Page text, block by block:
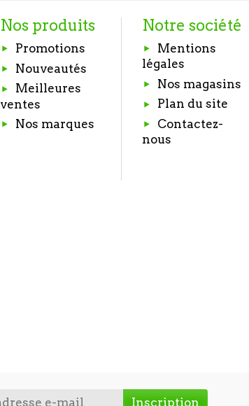
Nos produits
Promotions
Nouveautés
Meilleures
ventes
Nos marques
Notre société
Mentions
légales
Nos magasins
Plan du site
Contactez-
nous